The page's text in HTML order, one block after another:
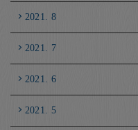
2021. 8
2021. 7
2021. 6
2021. 5